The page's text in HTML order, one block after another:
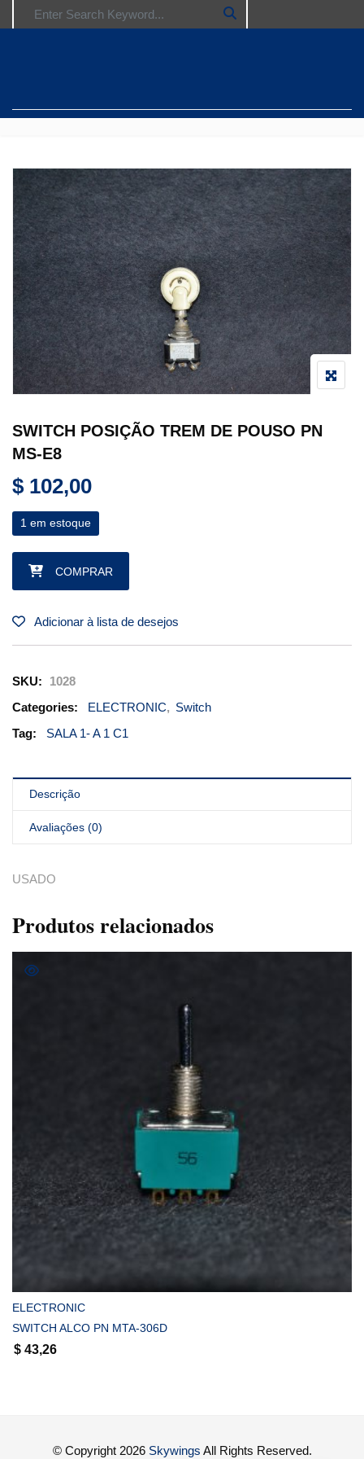
SWITCH POSIÇÃO TREM DE POUSO PN
MS-E8
$ 102,00
1 em estoque
SWITCH POSIÇÃO TREM DE POUSO PN MS-E8 quantidade
COMPRAR
Adicionar à lista de desejos
SKU:
1028
Categories:
ELECTRONIC, Switch
Tag:
SALA 1- A 1 C1
Descrição
Avaliações (0)
USADO
Produtos relacionados
ELECTRONIC
SWITCH ALCO PN MTA-306D
$ 43,26
© Copyright 2026 Skywings All Rights Reserved.